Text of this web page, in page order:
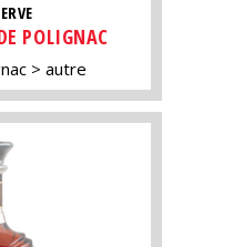
POLIGNAC
autre